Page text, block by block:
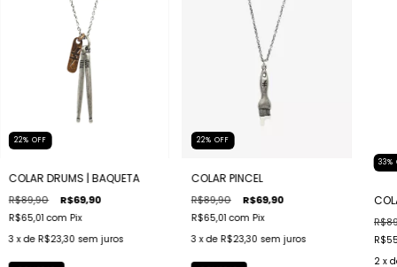
22% OFF
COLAR DRUMS | BAQUETA
R$89,90 R$69,90
R$65,01com Pix
3 x de R$23,30 sem juros
22% OFF
COLAR PINCEL
R$89,90 R$69,90
R$65,01com Pix
3 x de R$23,30 sem juros
33%
2 x